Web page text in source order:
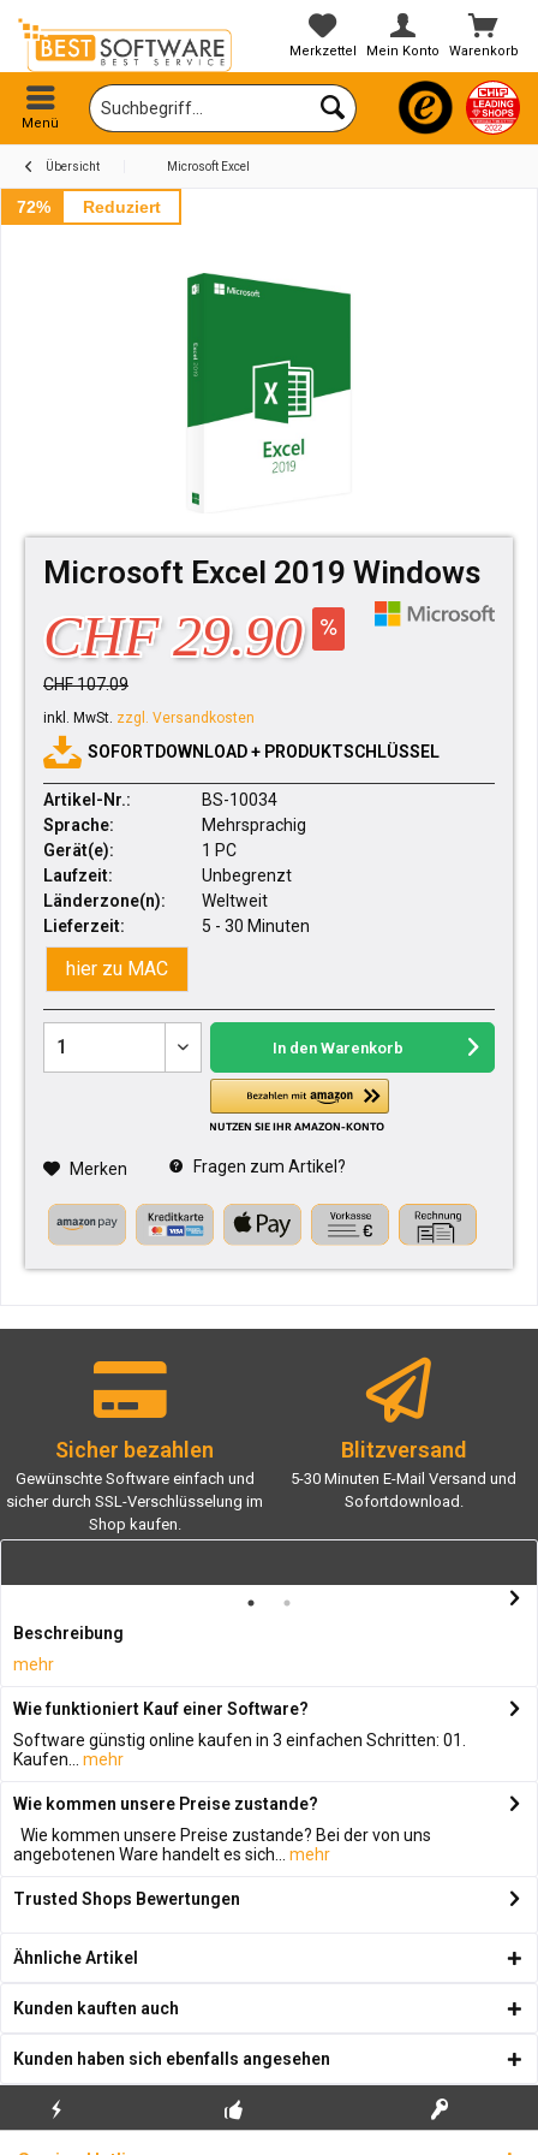
Warenkorb
Merkzettel Mein Konto
Menü
Übersicht Microsoft Excel
72% Reduziert
Microsoft Excel 2019 Windows
CHF 29.90
CHF 107.09
inkl. MwSt. zzgl. Versandkosten
SOFORTDOWNLOAD + PRODUKTSCHLÜSSEL
Artikel-Nr.:
BS-10034
Sprache:
Mehrsprachig
Gerät(e):
1 PC
Laufzeit:
Unbegrenzt
Länderzone(n):
Weltweit
Lieferzeit:
5 - 30 Minuten
hier zu MAC
In den Warenkorb
Merken Fragen zum Artikel?
Sicher bezahlen
Gewünschte Software einfach und
sicher durch SSL-Verschlüsselung im
Shop kaufen.
Blitzversand
5-30 Minuten E-Mail Versand und
Sofortdownload.
Beschreibung
mehr
Wie funktioniert Kauf einer Software?
Software günstig online kaufen in 3 einfachen Schritten: 01.
Kaufen...
mehr
Wie kommen unsere Preise zustande?
Wie kommen unsere Preise zustande? Bei der von uns
angebotenen Ware handelt es sich...
mehr
Trusted Shops Bewertungen
Ähnliche Artikel
Kunden kauften auch
Kunden haben sich ebenfalls angesehen